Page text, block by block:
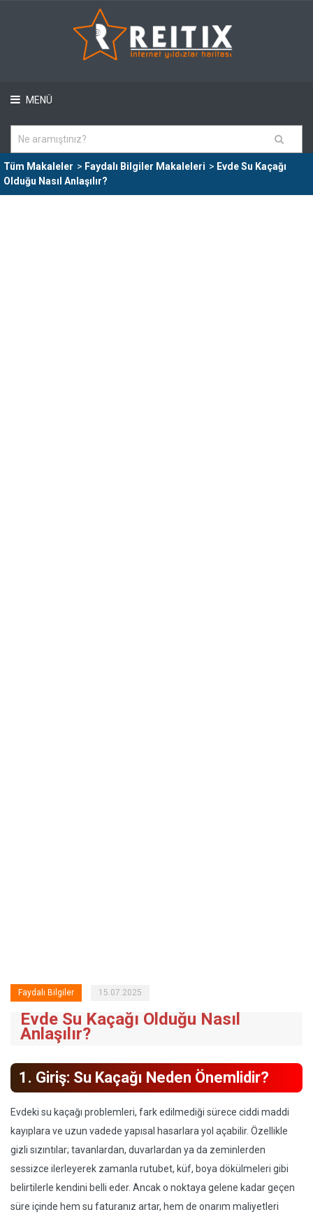
MENÜ
Tüm Makaleler > Faydalı Bilgiler Makaleleri > Evde Su Kaçağı
Olduğu Nasıl Anlaşılır?
Faydalı Bilgiler 15.07.2025
Evde Su Kaçağı Olduğu Nasıl
Anlaşılır?
1. Giriş: Su Kaçağı Neden Önemlidir?
Evdeki su kaçağı problemleri, fark edilmediği sürece ciddi maddi
kayıplara ve uzun vadede yapısal hasarlara yol açabilir. Özellikle
gizli sızıntılar; tavanlardan, duvarlardan ya da zeminlerden
sessizce ilerleyerek zamanla rutubet, küf, boya dökülmeleri gibi
belirtilerle kendini belli eder. Ancak o noktaya gelene kadar geçen
süre içinde hem su faturanız artar, hem de onarım maliyetleri